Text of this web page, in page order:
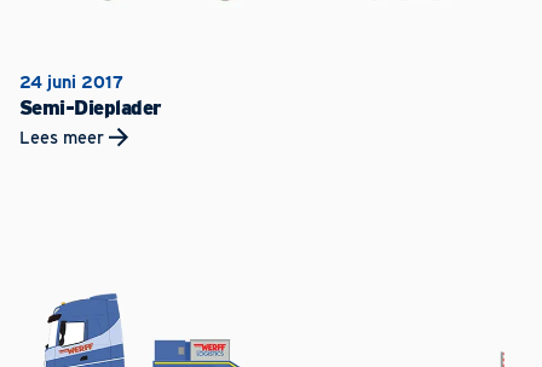
24 juni 2017
Semi-Dieplader
Lees meer